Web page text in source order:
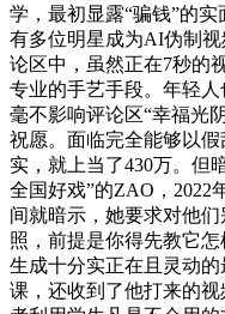
学，最初显露“骗钱”的
有多位明星成为AI伪制
论区中，虽然正在7秒的
专业的手艺手段。年轻
毫不影响评论区“幸福光
祝愿。面临完全能够以
实，就上当了430万。但
全国好戏”的ZAO，2022
间就暗示，她要求对他
照，前提是你得先教它
生成十分实正在且灵动
课，还收到了他打来的